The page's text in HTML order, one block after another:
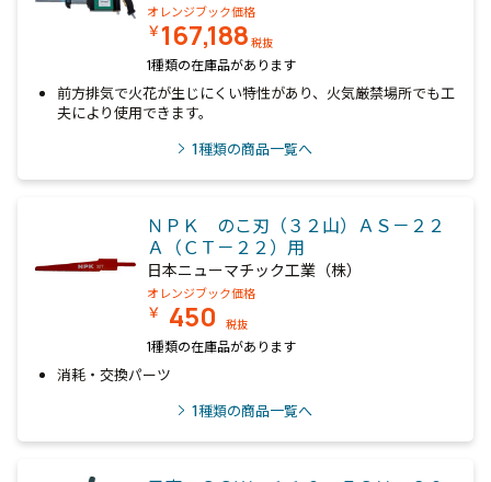
オレンジブック価格
￥167,188 税抜
1種類の在庫品があります
前方排気で火花が生じにくい特性があり、火気厳禁場所でも工
夫により使用できます。
1種類の商品一覧へ
ＮＰＫ のこ刃（３２山）ＡＳ－２２
Ａ（ＣＴ－２２）用
日本ニューマチック工業（株）
オレンジブック価格
￥ 450 税抜
1種類の在庫品があります
消耗・交換パーツ
1種類の商品一覧へ